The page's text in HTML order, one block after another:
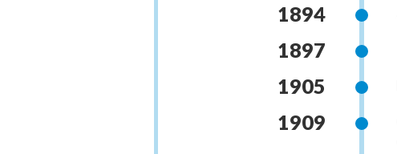
1894
1897
1905
1909